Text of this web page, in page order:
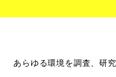
あらゆる環境を調査、研